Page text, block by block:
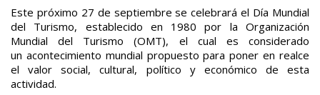
Este próximo 27 de septiembre se celebrará el Día Mundial
del Turismo, establecido en 1980 por la Organización
Mundial del Turismo (OMT), el cual es considerado
un acontecimiento mundial propuesto para poner en realce
el valor social, cultural, político y económico de esta
actividad.